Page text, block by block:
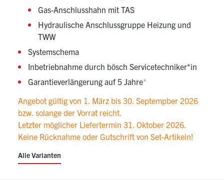
Gas-Anschlusshahn mit TAS
Hydraulische Anschlussgruppe Heizung und
TWW
Systemschema
Inbetriebnahme durch bösch Servicetechniker*in
Garantieverlängerung auf 5 Jahre*
Angebot gültig von 1. März bis 30. Septempber 2026
bzw. solange der Vorrat reicht.
Letzter möglicher Liefertermin 31. Oktober 2026.
Keine Rücknahme oder Gutschrift von Set-Artikeln!
Alle Varianten